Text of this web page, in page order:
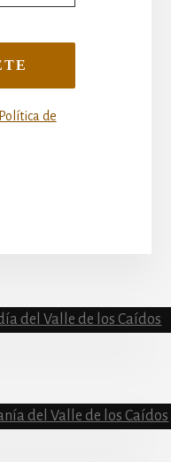
Política de